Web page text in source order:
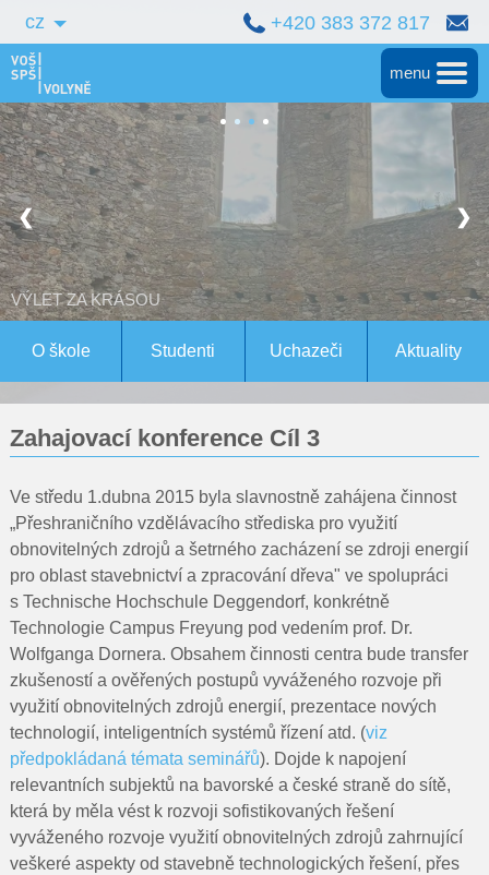
cz +420 383 372 817
menu
Hlavní
Vyšší škola
Bakalářské studium
Magisterské studium Bern
Pro studenty
Pro rodiče
Dokumenty
Kontakty
Pro uchazeče
VÝLET ZA KRÁSOU
❮ ❯
O škole Studenti Uchazeči Aktuality
Zahajovací konference Cíl 3
Ve středu 1.dubna 2015 byla slavnostně zahájena činnost
„Přeshraničního vzdělávacího střediska pro využití
obnovitelných zdrojů a šetrného zacházení se zdroji energií
pro oblast stavebnictví a zpracování dřeva" ve spolupráci
s Technische Hochschule Deggendorf, konkrétně
Technologie Campus Freyung pod vedením prof. Dr.
Wolfganga Dornera. Obsahem činnosti centra bude transfer
zkušeností a ověřených postupů vyváženého rozvoje při
využití obnovitelných zdrojů energií, prezentace nových
technologií, inteligentních systémů řízení atd. (viz
předpokládaná témata seminářů). Dojde k napojení
relevantních subjektů na bavorské a české straně do sítě,
která by měla vést k rozvoji sofistikovaných řešení
vyváženého rozvoje využití obnovitelných zdrojů zahrnující
veškeré aspekty od stavebně technologických řešení, přes